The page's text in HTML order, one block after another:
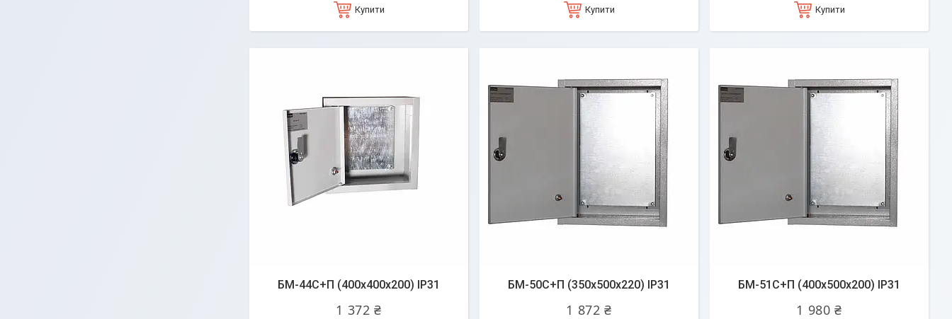
Купити Купити Купити
БМ-44C+П (400х400х200) IP31
1 372 ₴
БМ-50C+П (350х500х220) IP31
1 872 ₴
БМ-51C+П (400х500х200) IP31
1 980 ₴